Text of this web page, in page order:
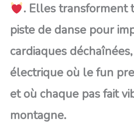
. Elles transforment
piste de danse pour
cardiaques
électrique où le fun
et où chaque pas fait
montagne.